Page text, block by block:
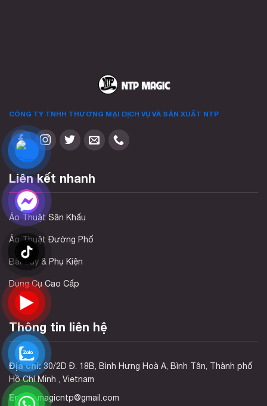
CÔNG TY TNHH THƯƠNG MẠI DỊCH VỤ VÀ SẢN XUẤT NTP
Liên kết nhanh
Ảo Thuật Sân Khấu
Ảo Thuật Đường Phố
Bài Tây & Phụ Kiện
Dụng Cụ Cao Cấp
Thông tin liên hệ
Địa chỉ:30/2D Đ. 18B, Bình Hưng Hoà A, Bình Tân, Thành phố
Hồ Chí Minh , Vietnam
Email:magicntp@gmail.com